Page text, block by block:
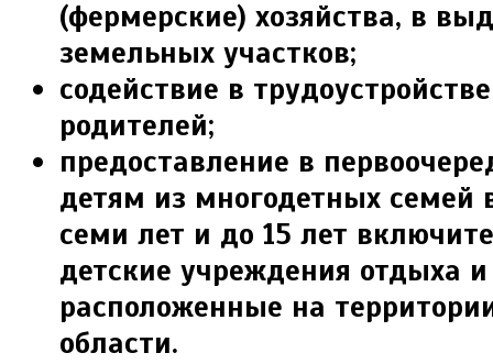
(фермерские) хозяйства, в
земельных участков;
содействие в
родите­лей;
предоставление в
детям из многодетных семей
семи лет и до 15 лет
детские учреждения отдыха
расположенные на
области.